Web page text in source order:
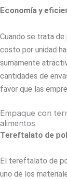
Economía y
Cuando se trata de
costo por unidad
sumamente
cantidades de
favor que las
Empaque con
alimentos
Tereftalato de
El tereftalato de
uno de los